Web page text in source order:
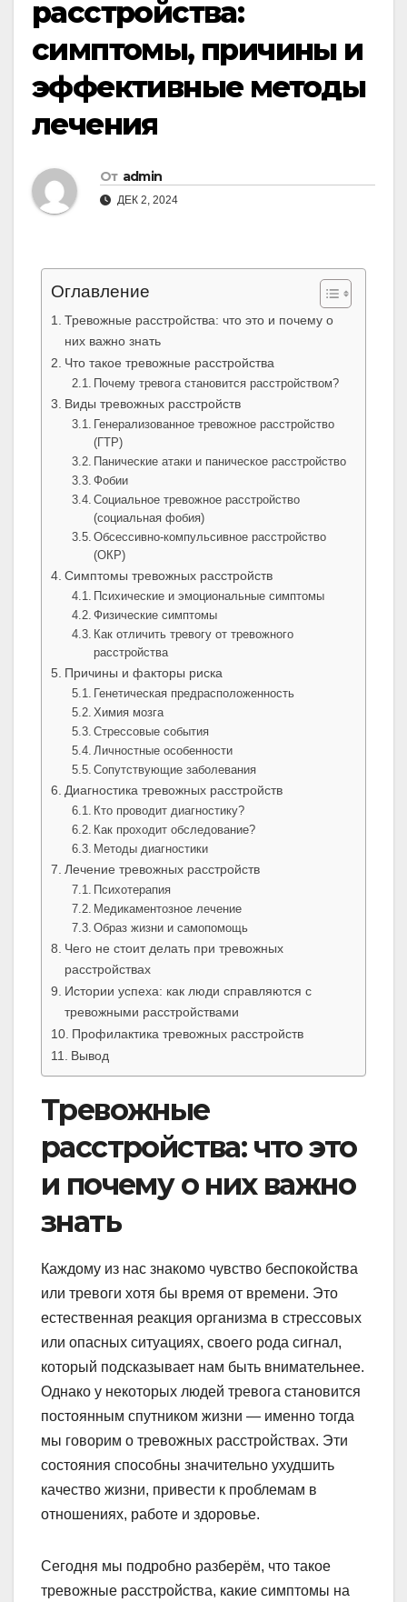
расстройства:
симптомы, причины и
эффективные методы
лечения
От admin
ДЕК 2, 2024
Оглавление
Тревожные расстройства: что это и почему о
них важно знать
Что такое тревожные расстройства
Почему тревога становится расстройством?
Виды тревожных расстройств
Генерализованное тревожное расстройство
(ГТР)
Панические атаки и паническое расстройство
Фобии
Социальное тревожное расстройство
(социальная фобия)
Обсессивно-компульсивное расстройство
(ОКР)
Симптомы тревожных расстройств
Психические и эмоциональные симптомы
Физические симптомы
Как отличить тревогу от тревожного
расстройства
Причины и факторы риска
Генетическая предрасположенность
Химия мозга
Стрессовые события
Личностные особенности
Сопутствующие заболевания
Диагностика тревожных расстройств
Кто проводит диагностику?
Как проходит обследование?
Методы диагностики
Лечение тревожных расстройств
Психотерапия
Медикаментозное лечение
Образ жизни и самопомощь
Чего не стоит делать при тревожных
расстройствах
Истории успеха: как люди справляются с
тревожными расстройствами
Профилактика тревожных расстройств
Вывод
Тревожные
расстройства: что это
и почему о них важно
знать
Каждому из нас знакомо чувство беспокойства
или тревоги хотя бы время от времени. Это
естественная реакция организма в стрессовых
или опасных ситуациях, своего рода сигнал,
который подсказывает нам быть внимательнее.
Однако у некоторых людей тревога становится
постоянным спутником жизни — именно тогда
мы говорим о тревожных расстройствах. Эти
состояния способны значительно ухудшить
качество жизни, привести к проблемам в
отношениях, работе и здоровье.
Сегодня мы подробно разберём, что такое
тревожные расстройства, какие симптомы на